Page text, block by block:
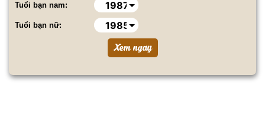
Tuổi bạn nam:
Tuổi bạn nữ: